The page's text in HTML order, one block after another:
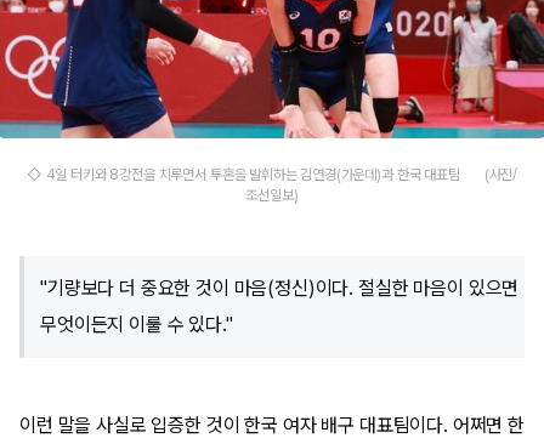
◇ 4일 터키와 8강전을 치루면서 투혼을 발휘하는 김연경(가운데)과 한국 대표팀 (사진/
조선일보)
"기량보다 더 중요한 것이 마음(정신)이다. 절실한 마음이 있으면
무엇이든지 이룰 수 있다."
이런 말을 사실로 입증한 것이 한국 여자 배구 대표팀이다. 어쩌면 한